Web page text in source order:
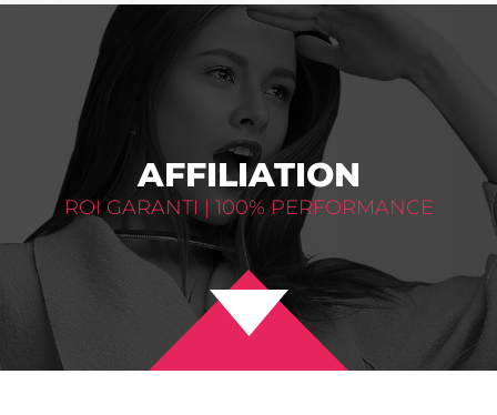
AFFILIATION
ROI GARANTI | 100% PERFORMANCE